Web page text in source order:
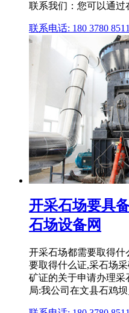
联系我们：您可以通
联系电话: 180 3780 8511
开采石场要具
石场设备网
开采石场都需要取得
要取得什么证,采石场
矿证的关于申请办理
局:我公司在文县石鸡